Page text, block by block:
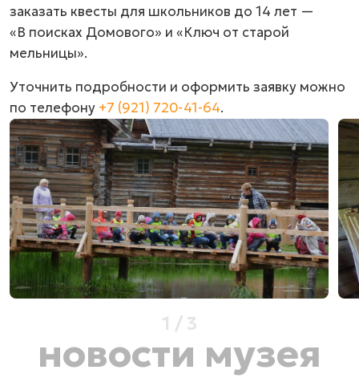
заказать квесты для школьников до 14 лет —
«В поисках Домового» и «Ключ от старой
мельницы».
Уточнить подробности и оформить заявку можно
по телефону +7 (921) 720-41-64.
1 / 3
новости музея